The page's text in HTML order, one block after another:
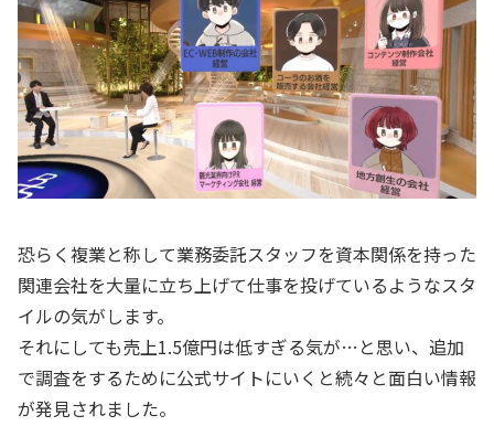
恐らく複業と称して業務委託スタッフを資本関係を持った
関連会社を大量に立ち上げて仕事を投げているようなスタ
イルの気がします。
それにしても売上1.5億円は低すぎる気が…と思い、追加
で調査をするために公式サイトにいくと続々と面白い情報
が発見されました。